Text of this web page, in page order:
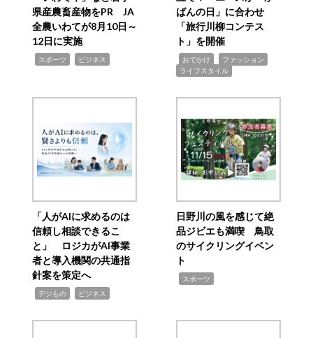
県産農畜産物をPR JA
全農いわてが8月10日～
12日に実施
スポーツ ビジネス
ばんの日」に合わせ
「旅行川柳コンテス
ト」を開催
おでかけ ファッション
ライフスタイル
「人がAIに求めるのは
信頼し相談できるこ
と」 ロジカがAI事業
者と導入機関の共通指
針案を策定へ
デジもの ビジネス
日野川の風を感じて絶
品ジビエも満喫 鳥取
のサイクリングイベン
ト
スポーツ